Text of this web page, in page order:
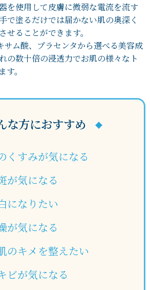
を使用して皮膚に微弱な電流を流す
で塗るだけでは届かない肌の奥深く
せることができます。
サム酸、プラセンタから選べる美容成
の数十倍の浸透力でお肌の様々なト
。
な方におすすめ
くすみが気になる
が気になる
になりたい
が気になる
のキメを整えたい
ビが気になる